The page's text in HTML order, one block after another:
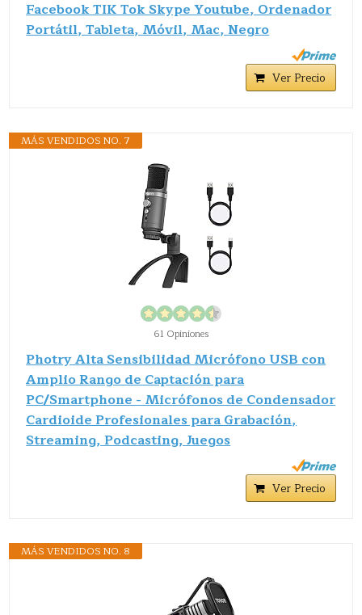
Facebook TIK Tok Skype Youtube, Ordenador
Portátil, Tableta, Móvil, Mac, Negro
Ver Precio
MÁS VENDIDOS NO. 7
61 Opiniones
Photry Alta Sensibilidad Micrófono USB con
Amplio Rango de Captación para
PC/Smartphone - Micrófonos de Condensador
Cardioide Profesionales para Grabación,
Streaming, Podcasting, Juegos
Ver Precio
MÁS VENDIDOS NO. 8